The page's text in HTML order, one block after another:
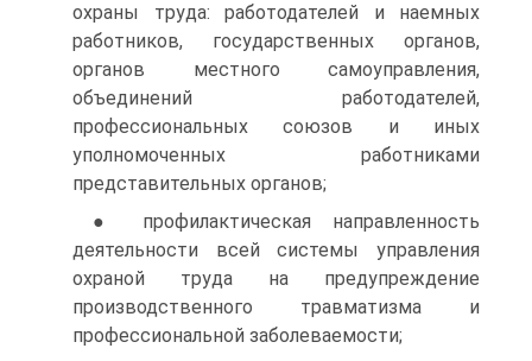
охраны труда: работодателей и наемных
работников, государственных органов,
органов местного самоуправления,
объединений работодателей,
профессиональных союзов и иных
уполномоченных работниками
представительных органов;
● профилактическая направленность
деятельности всей системы управления
охраной труда на предупреждение
производственного травматизма и
профессиональной заболеваемости;